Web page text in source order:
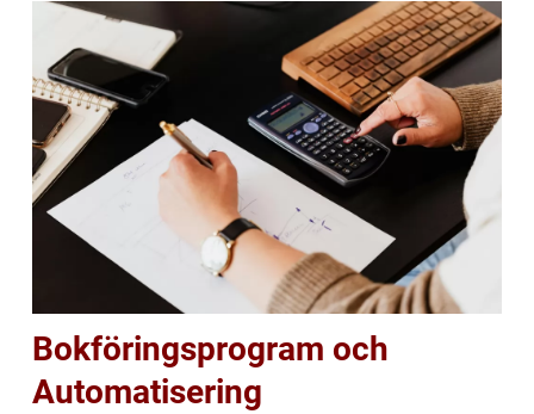
Bokföringsprogram och
Automatisering